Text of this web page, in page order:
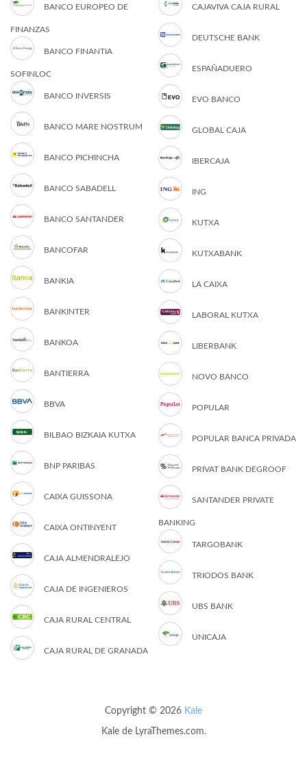
BANCO EUROPEO DE
FINANZAS
BANCO FINANTIA
SOFINLOC
BANCO INVERSIS
BANCO MARE NOSTRUM
BANCO PICHINCHA
BANCO SABADELL
BANCO SANTANDER
BANCOFAR
BANKIA
BANKINTER
BANKOA
BANTIERRA
BBVA
BILBAO BIZKAIA KUTXA
BNP PARIBAS
CAIXA GUISSONA
CAIXA ONTINYENT
CAJA ALMENDRALEJO
CAJA DE INGENIEROS
CAJA RURAL CENTRAL
CAJA RURAL DE GRANADA
CAJAVIVA CAJA RURAL
DEUTSCHE BANK
ESPAÑADUERO
EVO BANCO
GLOBAL CAJA
IBERCAJA
ING
KUTXA
KUTXABANK
LA CAIXA
LABORAL KUTXA
LIBERBANK
NOVO BANCO
POPULAR
POPULAR BANCA PRIVADA
PRIVAT BANK DEGROOF
SANTANDER PRIVATE
BANKING
TARGOBANK
TRIODOS BANK
UBS BANK
UNICAJA
Copyright © 2026 Kale
Kalede LyraThemes.com.